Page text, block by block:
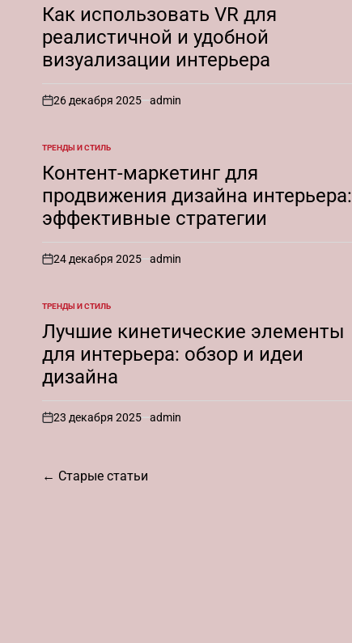
ВКак использовать VR для
реалистичной и удобной
визуализации интерьера
on
26 декабря 2025 admin
ОПУБЛИКОВАНО
В
ТРЕНДЫ И СТИЛЬ
Контент-маркетинг для
продвижения дизайна интерьера:
эффективные стратегии
on
24 декабря 2025 admin
ОПУБЛИКОВАНО
В
ТРЕНДЫ И СТИЛЬ
Лучшие кинетические элементы
для интерьера: обзор и идеи
дизайна
on
23 декабря 2025 admin
Навигация
← Старые статьи